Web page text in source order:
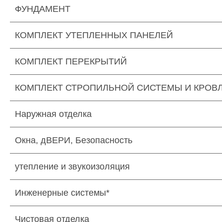
ФУНДАМЕНТ
КОМПЛЕКТ УТЕПЛЕННЫХ ПАНЕЛЕЙ
КОМПЛЕКТ ПЕРЕКРЫТИЙ
КОМПЛЕКТ СТРОПИЛЬНОЙ СИСТЕМЫ И
Наружная отделка
Окна, дВЕРИ, Безопасность
утепление и звукоизоляция
Инженерные системы*
Чистовая отделка